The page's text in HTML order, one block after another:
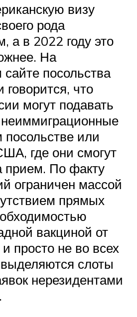
визу
рода
а в 2022 году это
На
посольства
что
могут подавать
или
где они смогут
прием. По факту
ограничен массой
прямых
вакциной от
просто не во всех
выделяются слоты
нерезидентами